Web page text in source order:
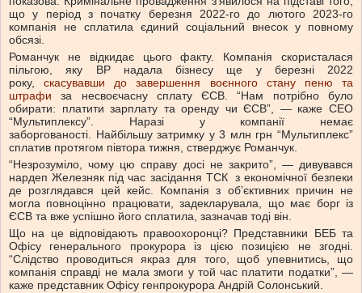
що у період з початку березня 2022-го до лютого 2023-го
компанія не сплатила єдиний соціальний внесок у повному
обсязі.
Романчук не відкидає цього факту. Компанія скористалася
пільгою, яку ВР надала бізнесу ще у березні 2022
року,скасувавши до завершення воєнного стану пеню та
штрафи за несвоєчасну сплату ЄСВ. “Нам потрібно було
обирати: платити зарплату та оренду чи ЄСВ”, — каже СЕО
“Мультиплексу”. Наразі у компанії немає
заборгованості. Найбільшу затримку у 3 млн грн “Мультиплекс”
сплатив протягом півтора тижня, стверджує Романчук.
“Незрозуміло, чому цю справу досі не закрито”, — дивувався
нардеп Железняк під час засідання ТСК з економічної безпеки
де розглядався цей кейс. Компанія з обʼєктивних причин не
могла повноцінно працювати, задекларувала, що має борг із
ЄСВ та вже успішно його сплатила, зазначав тоді він.
Що на це відповідають правоохоронці? Представники БЕБ та
Офісу генерального прокурора із цією позицією не згодні.
“Слідство проводиться якраз для того, щоб упевнитись, що
компанія справді не мала змоги у той час платити податки”, —
каже представник Офісу генпрокурора Андрій Солонський.